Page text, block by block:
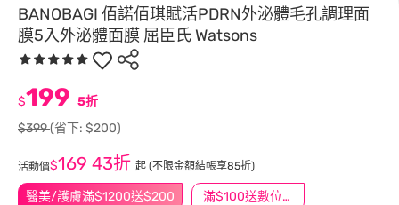
BANOBAGI 佰諾佰琪賦活PDRN外泌體毛孔調理面
膜5入外泌體面膜 屈臣氏 Watsons
醫美/護膚滿$1200送$200 滿$100送數位印花
$199 5折
$399(省下: $200)
活動價$169 43折 起 (不限金額結帳享85折)